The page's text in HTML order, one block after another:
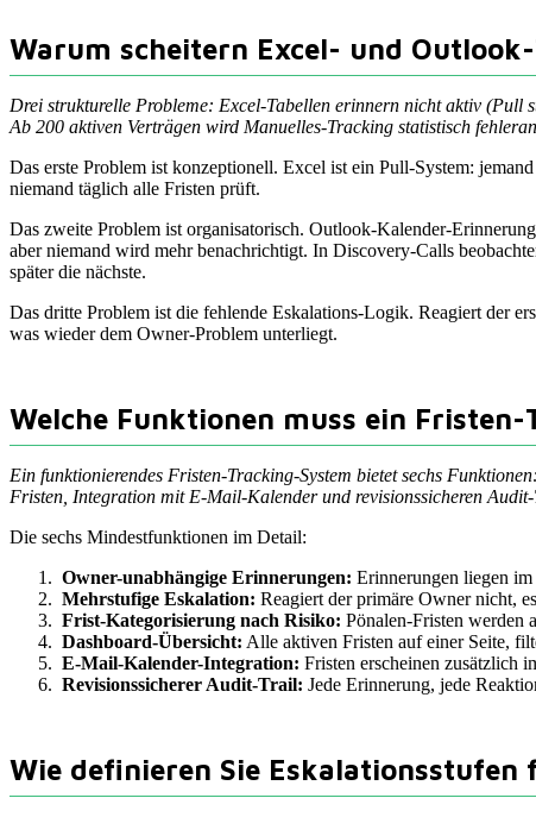
Warum scheitern Excel- und
Drei strukturelle Probleme: Excel-Tabellen erinnern nicht aktiv (Pull
Ab 200 aktiven Verträgen wird Manuelles-Tracking statistisch
Das erste Problem ist konzeptionell. Excel ist ein Pull-System:
niemand täglich alle Fristen prüft.
Das zweite Problem ist organisatorisch. Outlook-Kalender-
aber niemand wird mehr benachrichtigt. In Discovery-Calls
später die nächste.
Das dritte Problem ist die fehlende Eskalations-Logik. Reagiert der
was wieder dem Owner-Problem unterliegt.
Welche Funktionen muss ein
Ein funktionierendes Fristen-Tracking-System bietet sechs
Fristen, Integration mit E-Mail-Kalender und revisionssicheren
Die sechs Mindestfunktionen im Detail:
Owner-unabhängige Erinnerungen: Erinnerungen liegen
Mehrstufige Eskalation: Reagiert der primäre Owner nicht,
Frist-Kategorisierung nach Risiko: Pönalen-Fristen werden
Dashboard-Übersicht: Alle aktiven Fristen auf einer Seite,
E-Mail-Kalender-Integration: Fristen erscheinen zusätzlich
Revisionssicherer Audit-Trail: Jede Erinnerung, jede
Wie definieren Sie Eskalationsstufen